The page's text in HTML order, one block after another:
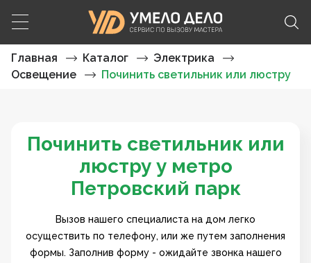
Главная Каталог
Электрика
Освещение
Починить светильник или люстру
Починить светильник или
люстру у метро
Петровский парк
Вызов нашего специалиста на дом легко
осуществить по телефону, или же путем заполнения
формы. Заполнив форму - ожидайте звонка нашего